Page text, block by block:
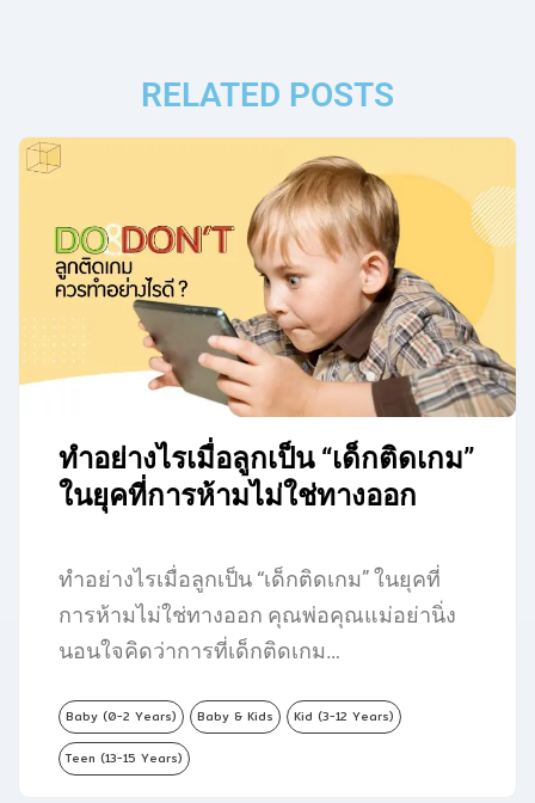
RELATED POSTS
ทำอย่างไรเมื่อลูกเป็น “เด็กติดเกม”
ในยุคที่การห้ามไม่ใช่ทางออก
ทำอย่างไรเมื่อลูกเป็น “เด็กติดเกม” ในยุคที่
การห้ามไม่ใช่ทางออก คุณพ่อคุณแม่อย่านิ่ง
นอนใจคิดว่าการที่เด็กติดเกม…
Baby (0-2 Years) Baby & Kids Kid (3-12 Years)
Teen (13-15 Years)